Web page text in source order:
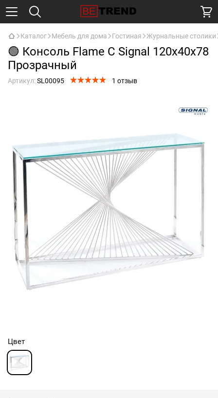
Каталог Мебель для дома Гостиная Журнальные столики
🟢 Консоль Flame C Signal 120x40x78
Прозрачный
Артикул:SL00095 1 отзыв
Цвет